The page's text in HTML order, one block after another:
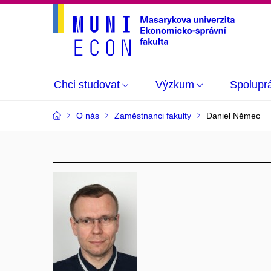
Chci studovat Výzkum
O nás Zaměstnanci fakulty Daniel Němec